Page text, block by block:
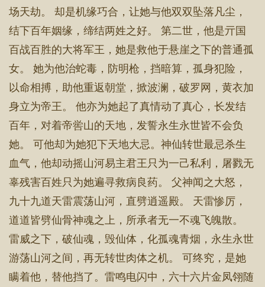
场天劫。 却是机缘巧合，让她与他双双坠落凡尘，
结下百年姻缘，缔结两姓之好。 第二世，他是亓国
百战百胜的大将军王，她是救他于悬崖之下的普通孤
女。 她为他治蛇毒，防明枪，挡暗算，孤身犯险，
以命相搏，助他重返朝堂，掀波澜，破罗网，黄衣加
身立为帝王。 他亦为她起了真情动了真心，长发结
百年，对着帝喾山的天地，发誓永生永世皆不会负
她。 可他却为她犯下天地大忌。神仙转世最忌杀生
血气，他却动摇山河易主君王只为一己私利，屠戮无
辜残害百姓只为她遍寻救病良药。 父神闻之大怒，
九十九道天雷震荡山河，直劈逍遥殿。 天雷惨厉，
道道皆劈仙骨神魂之上，所承者无一不魂飞魄散。
雷威之下，破仙魂，毁仙体，化孤魂青烟，永生永世
游荡山河之间，再无转世肉体之机。 可终究，是她
瞒着他，替他挡了。雷鸣电闪中，六十六片金凤翎随